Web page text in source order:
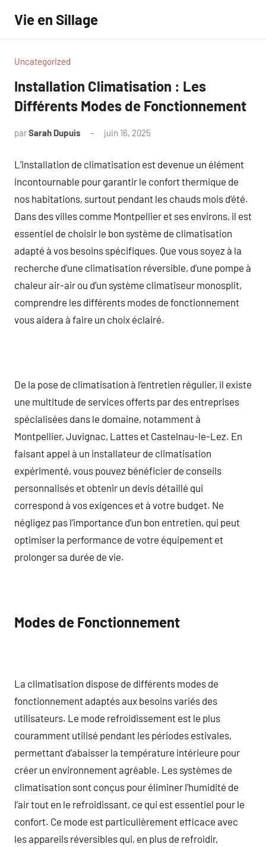
contenu
Vie en Sillage
Uncategorized
Installation Climatisation : Les
Différents Modes de Fonctionnement
parSarah Dupuis juin 16, 2025
L’installation de climatisation est devenue un élément
incontournable pour garantir le confort thermique de
nos habitations, surtout pendant les chauds mois d’été.
Dans des villes comme Montpellier et ses environs, il est
essentiel de choisir le bon système de climatisation
adapté à vos besoins spécifiques. Que vous soyez à la
recherche d’une climatisation réversible, d’une pompe à
chaleur air-air ou d’un système climatiseur monosplit,
comprendre les différents modes de fonctionnement
vous aidera à faire un choix éclairé.
De la pose de climatisation à l’entretien régulier, il existe
une multitude de services offerts par des entreprises
spécialisées dans le domaine, notamment à
Montpellier, Juvignac, Lattes et Castelnau-le-Lez. En
faisant appel à un installateur de climatisation
expérimenté, vous pouvez bénéficier de conseils
personnalisés et obtenir un devis détaillé qui
correspond à vos exigences et à votre budget. Ne
négligez pas l’importance d’un bon entretien, qui peut
optimiser la performance de votre équipement et
prolonger sa durée de vie.
Modes de Fonctionnement
La climatisation dispose de différents modes de
fonctionnement adaptés aux besoins variés des
utilisateurs. Le mode refroidissement est le plus
couramment utilisé pendant les périodes estivales,
permettant d’abaisser la température intérieure pour
créer un environnement agréable. Les systèmes de
climatisation sont conçus pour éliminer l’humidité de
l’air tout en le refroidissant, ce qui est essentiel pour le
confort. Ce mode est particulièrement efficace avec
les appareils réversibles qui, en plus de refroidir,